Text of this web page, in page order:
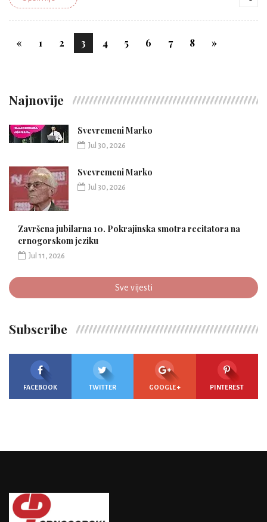
« 1 2 3 4 5 6 7 8 »
Najnovije
Svevremeni Marko
Jul 30, 2026
Svevremeni Marko
Jul 30, 2026
Završena jubilarna 10. Pokrajinska smotra recitatora na
crnogorskom jeziku
Jul 11, 2026
Sve vijesti
Subscribe
FACEBOOK TWITTER GOOGLE + PINTEREST